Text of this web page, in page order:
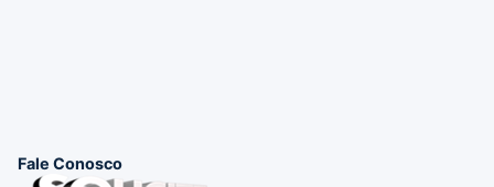
Fale Conosco